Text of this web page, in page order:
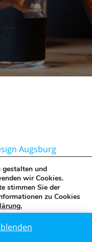
Augsburg
gestalten und
wir Cookies.
stimmen Sie der
zu Cookies
Cookie-Banner schließen